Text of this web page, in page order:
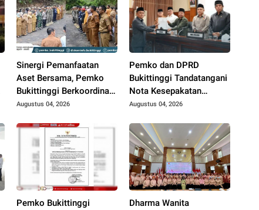
Sinergi Pemanfaatan
Aset Bersama, Pemko
Bukittinggi Berkoordinasi
dengan Agam
Augustus 04, 2026
Pemko dan DPRD
Bukittinggi Tandatangani
Nota Kesepakatan
Perubahan KUA-PPAS
Augustus 04, 2026
Pemko Bukittinggi
Dharma Wanita